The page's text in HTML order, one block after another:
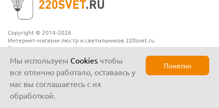
Copyright © 2014-2026
Интернет-магазин люстр и светильников 220svet.ru
Все права защищены
Мы используем Cookies чтобы
все отлично работало, оставаясь у
нас вы соглашаетесь с их
обработкой.
Понятно